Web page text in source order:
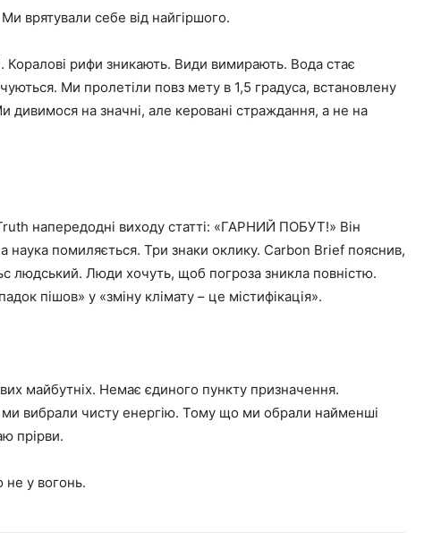
врятували себе від найгіршого.
Коралові рифи зникають. Види вимирають. Вода стає
Ми пролетіли повз мету в 1,5 градуса, встановлену
дивимося на значні, але керовані страждання, а не на
напередодні виходу статті: «ГАРНИЙ ПОБУТ!» Він
наука помиляється. Три знаки оклику. Carbon Brief пояснив,
людський. Люди хочуть, щоб погроза зникла повністю.
пішов» у «зміну клімату – це містифікація».
майбутніх. Немає єдиного пункту призначення.
ми вибрали чисту енергію. Тому що ми обрали найменші
прірви.
у вогонь.